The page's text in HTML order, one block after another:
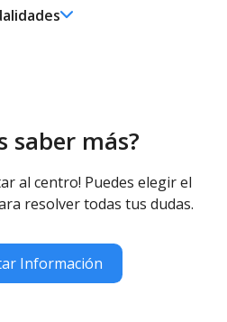
- Diurno (Presencial) -
- Diurno (Presencial) -
saber más?
al centro! Puedes elegir el
resolver todas tus dudas.
Información